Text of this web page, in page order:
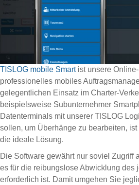
TISLOG mobile Smartist unsere
professionelles mobiles
gelegentlichen Einsatz im Charter-
beispielsweise Subunternehmer
Datenterminals mit unserer TISLOG
sollen, um Überhänge zu bearbeiten,
die ideale Lösung.
Die Software gewährt nur soviel Zugriff
es für die reibungslose Abwicklung des
erforderlich ist. Damit umgehen Sie